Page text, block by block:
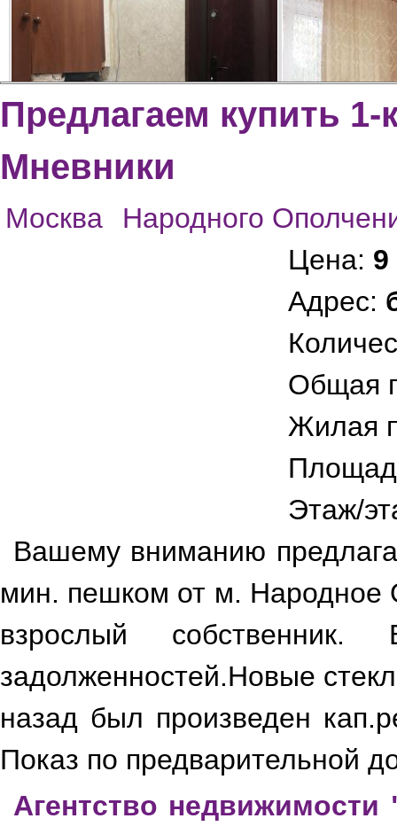
Предлагаем купить
Мневники
Москва
Народного
Цена: 9
Адрес:
Общая
Жилая
Этаж/
Вашему вниманию
мин. пешком от м. Народное
взрослый
задолженностей.Новые
назад был произведен
Показ по предварительной
Агентство